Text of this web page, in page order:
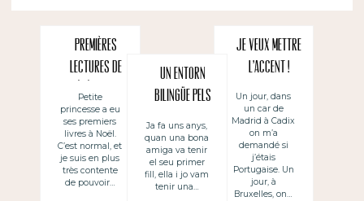
Premières
lectures de
bébé : trois
langues
Petite
princesse a eu
ses premiers
livres à Noël.
C’est normal, et
je suis en plus
très contente
de pouvoir…
Un entorn
bilingüe pels
Ja fa uns anys,
quan una bona
amiga va tenir
el seu primer
fill, ella i jo vam
tenir una…
Je veux mettre
l’accent !
Un jour, dans
un car de
Madrid à Cadix
on m’a
demandé si
j’étais
Portugaise. Un
jour, à
Bruxelles, on…